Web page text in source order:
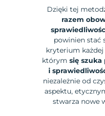
Dzięki tej
razem
powinien stać
kryterium
którymsię szuka
i
niezależnie od
aspektu,
stwarza nowe